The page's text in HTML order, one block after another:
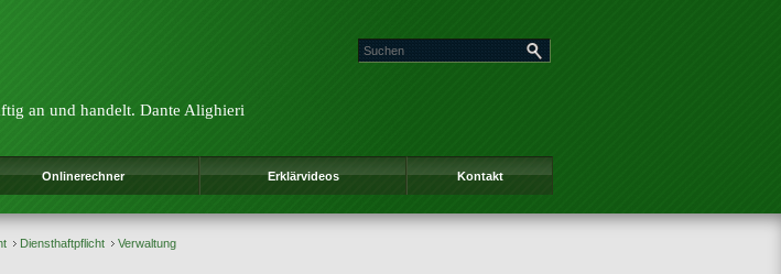
an und handelt. Dante Alighieri
Onlinerechner Erklärvideos Kontakt
Diensthaftpflicht Verwaltung